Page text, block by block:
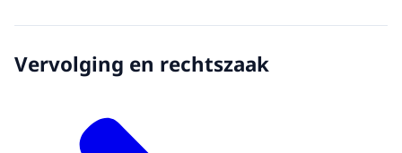
Vervolging en rechtszaak